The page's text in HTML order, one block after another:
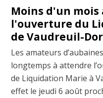
Moins d'un mois
l'ouverture du
de Vaudreuil-
Les amateurs
longtemps à attendre
de Liquidation Marie à
effet le jeudi 6 août